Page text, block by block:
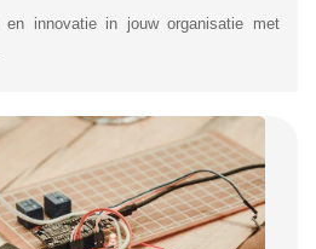
en innovatie in jouw organisatie met